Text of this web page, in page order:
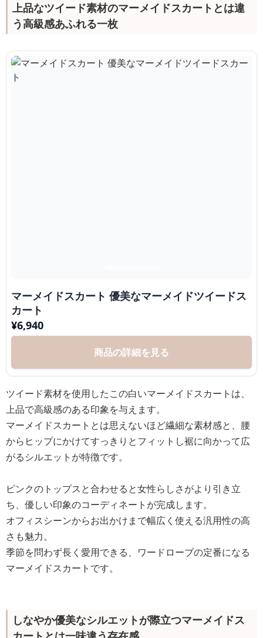
上品なツイード素材のマーメイドスカートとは違
う高級感あふれる一枚
マーメイドスカート 優美なマーメイドツイードス
カート
¥6,940
商品の詳細を見る
ツイード素材を使用したこの白いマーメイドスカートは、
上品で高級感のある印象を与えます。
マーメイドスカートとは思えないほど繊細な素材感と、腰
からヒップにかけてすっきりとフィットし裾に向かって広
がるシルエットが特徴です。
ピンクのトップスと合わせると女性らしさがより引き立
ち、優しい印象のコーディネートが完成します。
オフィスシーンからお出かけまで幅広く使える汎用性の高
さも魅力。
季節を問わず長く愛用できる、ワードローブの定番になる
マーメイドスカートです。
しなやか優美なシルエットが際立つマーメイドス